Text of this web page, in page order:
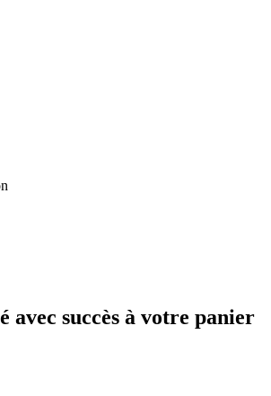
avec succès à votre panier